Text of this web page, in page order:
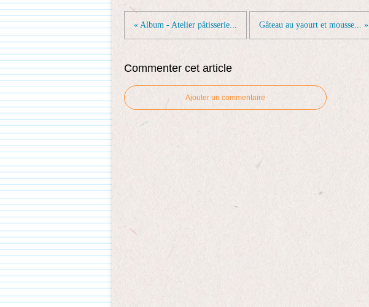
« Album - Atelier pâtisserie... Gâteau au yaourt et mousse... »
Commenter cet article
Ajouter un commentaire